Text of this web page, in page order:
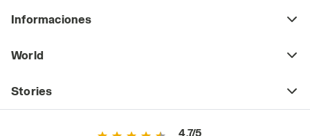
Informaciones
World
Stories
4.7/5